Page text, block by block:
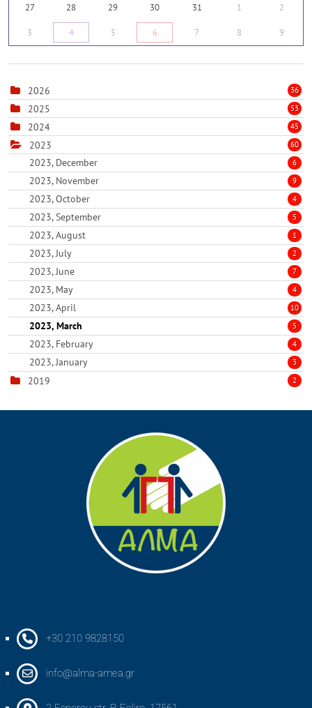
27 28 29 30 31 1 2
3 4 5 6 7 8 9
2026 36
2025 53
2024 45
2023 60
2023, December 6
2023, November 9
2023, October 4
2023, September 5
2023, August 1
2023, July 2
2023, June 7
2023, May 4
2023, April 10
2023, March 5
2023, February 4
2023, January 3
2019 2
+30 210 9828150
info@alma-amea.gr